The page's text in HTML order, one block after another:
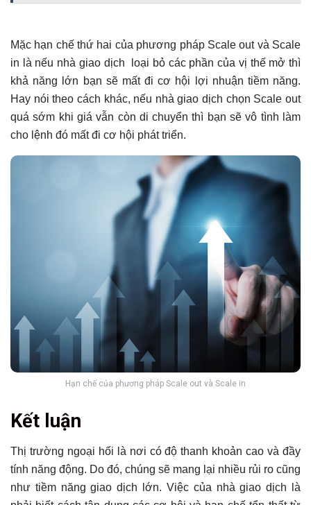
Mặc hạn chế thứ hai của phương pháp Scale out và Scale
in là nếu nhà giao dịch loại bỏ các phần của vị thế mở thì
khả năng lớn bạn sẽ mất đi cơ hội lợi nhuận tiềm năng.
Hay nói theo cách khác, nếu nhà giao dịch chọn Scale out
quá sớm khi giá vẫn còn di chuyển thì bạn sẽ vô tình làm
cho lệnh đó mất đi cơ hội phát triển.
Hạn chế của phương pháp Scale out và Scale in
Kết luận
Thị trường ngoại hối là nơi có độ thanh khoản cao và đầy
tính năng động. Do đó, chúng sẽ mang lại nhiều rủi ro cũng
như tiềm năng giao dịch lớn. Việc của nhà giao dịch là